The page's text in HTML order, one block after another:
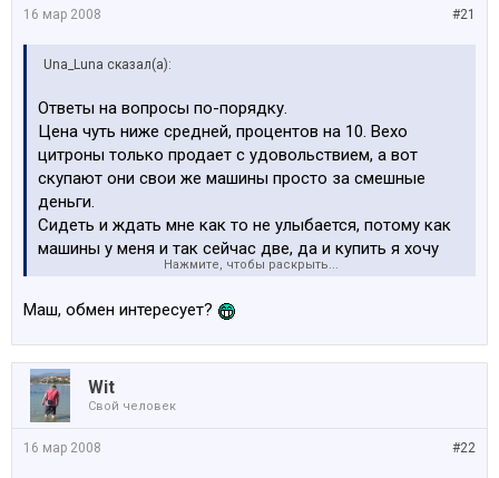
#21
16 мар 2008
Una_Luna сказал(а):
Ответы на вопросы по-порядку.
Цена чуть ниже средней, процентов на 10. Вехо
цитроны только продает с удовольствием, а вот
скупают они свои же машины просто за смешные
деньги.
Сидеть и ждать мне как то не улыбается, потому как
машины у меня и так сейчас две, да и купить я хочу
других машин этой же модели в объявлениях пробег
раза 2 выше.
Короче, что делать???????
Нажмите, чтобы раскрыть...
Маш, обмен интересует?
Wit
Свой человек
#22
16 мар 2008